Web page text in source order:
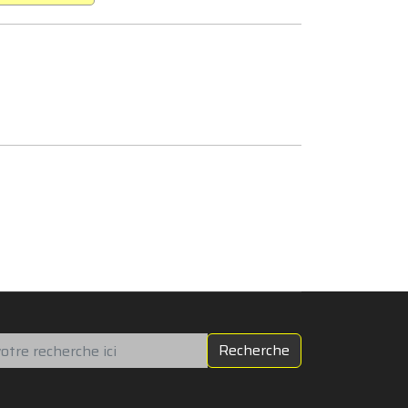
Recherche